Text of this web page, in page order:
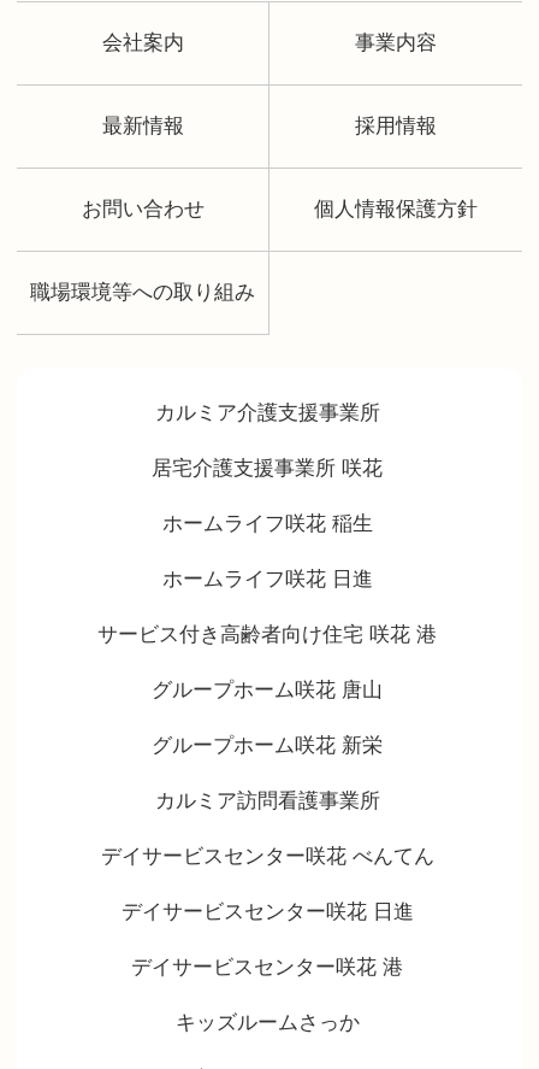
会社案内 事業内容
最新情報 採用情報
お問い合わせ 個人情報保護方針
職場環境等への取り組み
カルミア介護支援事業所
居宅介護支援事業所 咲花
ホームライフ咲花 稲生
ホームライフ咲花 日進
サービス付き高齢者向け住宅 咲花 港
グループホーム咲花 唐山
グループホーム咲花 新栄
カルミア訪問看護事業所
デイサービスセンター咲花 べんてん
デイサービスセンター咲花 日進
デイサービスセンター咲花 港
キッズルームさっか